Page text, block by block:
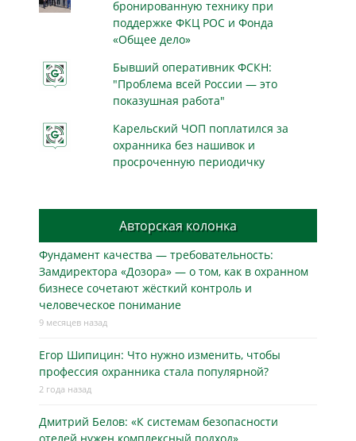
бронированную технику при
поддержке ФКЦ РОС и Фонда
«Общее дело»
Бывший оперативник ФСКН:
"Проблема всей России — это
показушная работа"
Карельский ЧОП поплатился за
охранника без нашивок и
просроченную периодичку
Авторская колонка
Фундамент качества — требовательность:
Замдиректора «Дозора» — о том, как в охранном
бизнесe сочетают жёсткий контроль и
человеческое понимание
9 месяцев назад
Егор Шипицин: Что нужно изменить, чтобы
профессия охранника стала популярной?
2 года назад
Дмитрий Белов: «К системам безопасности